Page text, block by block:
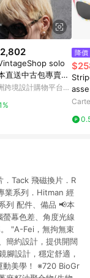
VintageShop solo
直送中古包專賣
CHANEL 香奈兒
5208Q vinta
跨境設計購物平台
降價
Tack 飛磁換片．R
業系列．Hitman 經
列 配件、備品 📢本
幕色差、角度光線
"A-Fei，無拘無束
簡約設計，提供開闊
腳設計，穩定舒適，
動美學！ ※720 BioGr